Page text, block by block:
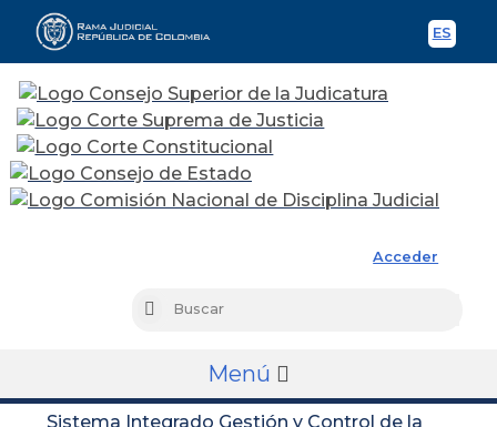
ES
Acceder
Buscar
Menú
Sistema Integrado Gestión y Control de la